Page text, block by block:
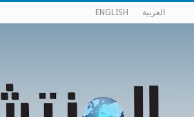
العربية ENGLISH